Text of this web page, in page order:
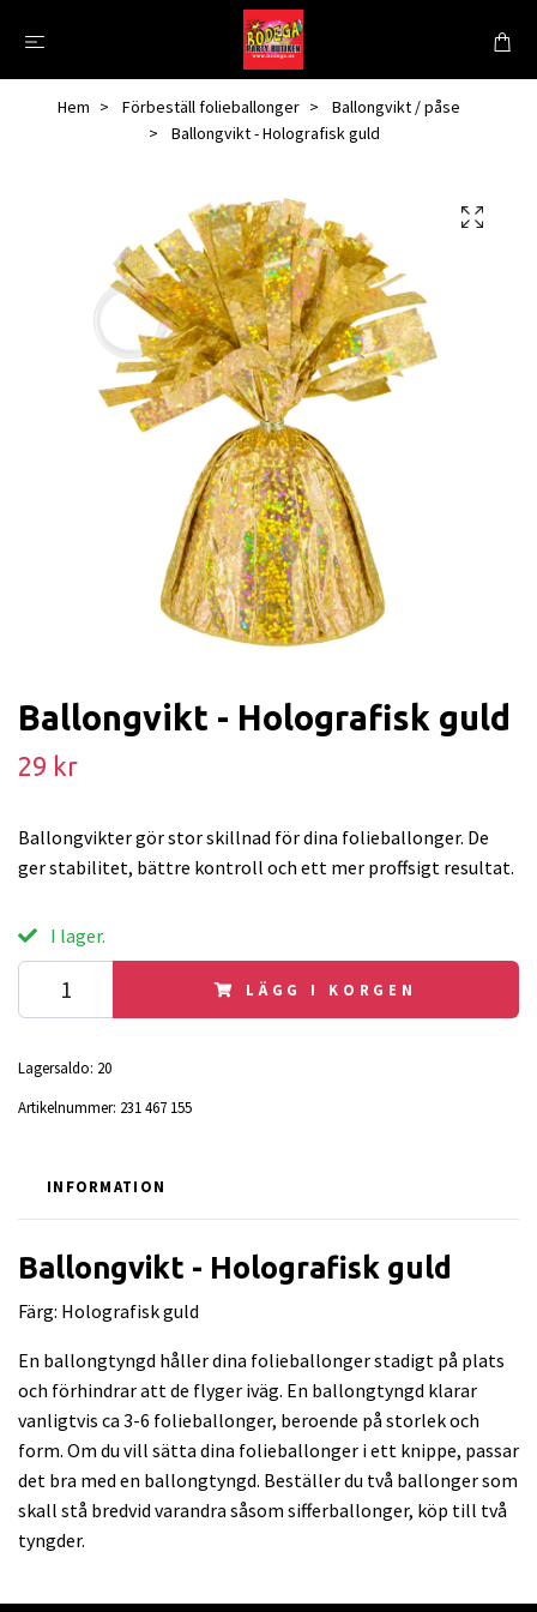
Hem Förbeställ folieballonger
Ballongvikt / påse
Ballongvikt - Holografisk guld
Ballongvikt - Holografisk guld
29 kr
Ballongvikter gör stor skillnad för dina folieballonger. De
ger stabilitet, bättre kontroll och ett mer proffsigt resultat.
I lager.
LÄGG I KORGEN
Lagersaldo: 20
Artikelnummer: 231 467 155
INFORMATION
Ballongvikt - Holografisk guld
Färg: Holografisk guld
En ballongtyngd håller dina folieballonger stadigt på plats
och förhindrar att de flyger iväg. En ballongtyngd klarar
vanligtvis ca 3-6 folieballonger, beroende på storlek och
form. Om du vill sätta dina folieballonger i ett knippe, passar
det bra med en ballongtyngd. Beställer du två ballonger som
skall stå bredvid varandra såsom sifferballonger, köp till två
tyngder.